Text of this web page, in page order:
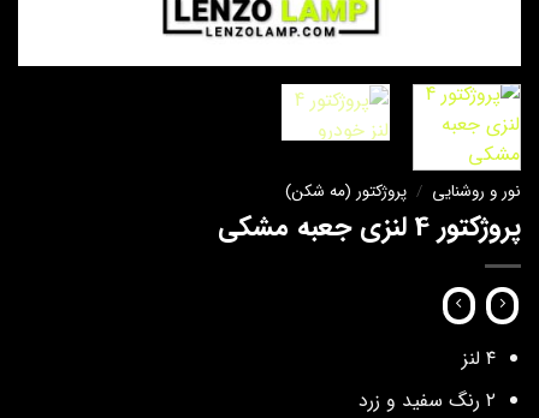
نور و روشنایی / پروژکتور (مه شکن)
پروژکتور 4 لنزی جعبه مشکی
۴ لنز
۲ رنگ سفید و زرد